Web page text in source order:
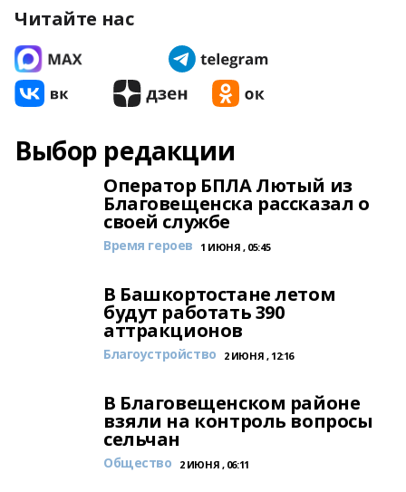
Читайте нас
Выбор редакции
Оператор БПЛА Лютый из
Благовещенска рассказал о
своей службе
Время героев 1 ИЮНЯ , 05:45
В Башкортостане летом
будут работать 390
аттракционов
Благоустройство 2 ИЮНЯ , 12:16
В Благовещенском районе
взяли на контроль вопросы
сельчан
Общество 2 ИЮНЯ , 06:11